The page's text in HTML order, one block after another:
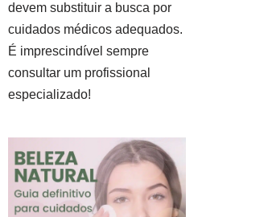
devem substituir a busca por
cuidados médicos adequados.
É imprescindível sempre
consultar um profissional
especializado!